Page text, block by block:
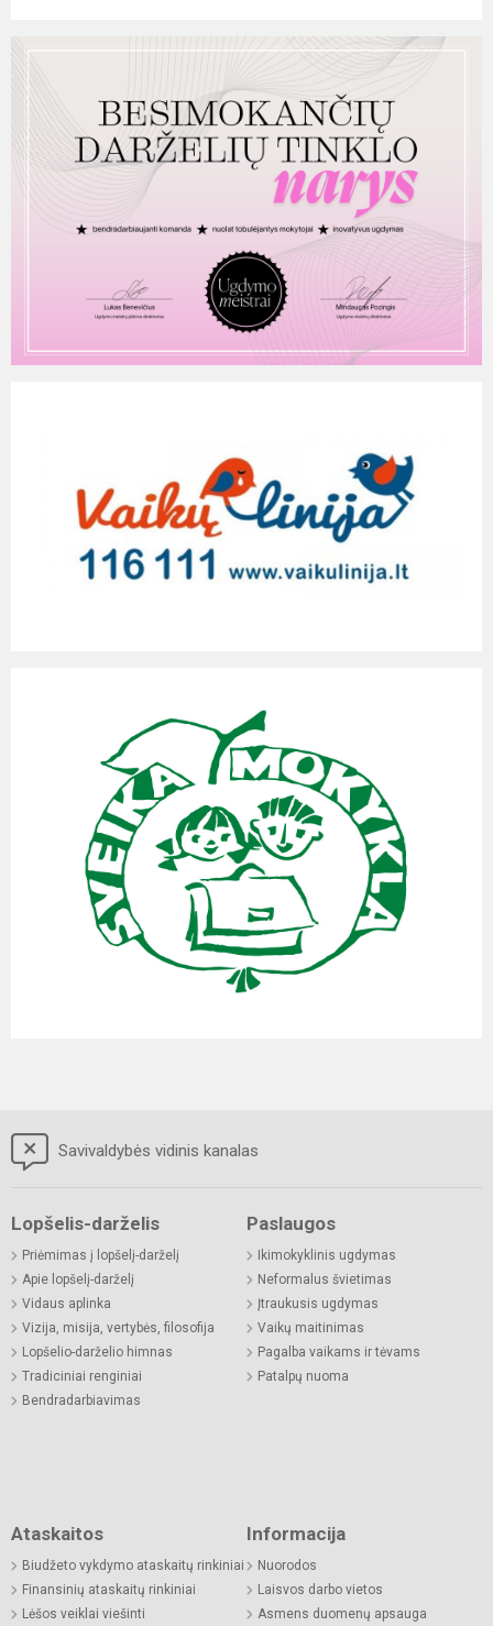
Savivaldybės vidinis kanalas
Lopšelis-darželis
Priėmimas į lopšelį-darželį
Apie lopšelį-darželį
Vidaus aplinka
Vizija, misija, vertybės, filosofija
Lopšelio-darželio himnas
Tradiciniai renginiai
Bendradarbiavimas
Paslaugos
Ikimokyklinis ugdymas
Neformalus švietimas
Įtraukusis ugdymas
Vaikų maitinimas
Pagalba vaikams ir tėvams
Patalpų nuoma
Ataskaitos
Biudžeto vykdymo ataskaitų rinkiniai
Finansinių ataskaitų rinkiniai
Lėšos veiklai viešinti
Informacija
Nuorodos
Laisvos darbo vietos
Asmens duomenų apsauga